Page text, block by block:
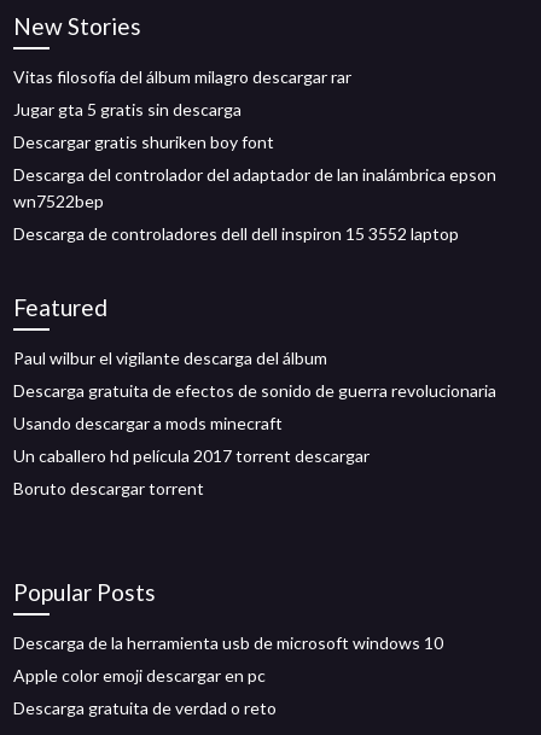
New Stories
Vitas filosofía del álbum milagro descargar rar
Jugar gta 5 gratis sin descarga
Descargar gratis shuriken boy font
Descarga del controlador del adaptador de lan inalámbrica epson
wn7522bep
Descarga de controladores dell dell inspiron 15 3552 laptop
Featured
Paul wilbur el vigilante descarga del álbum
Descarga gratuita de efectos de sonido de guerra revolucionaria
Usando descargar a mods minecraft
Un caballero hd película 2017 torrent descargar
Boruto descargar torrent
Popular Posts
Descarga de la herramienta usb de microsoft windows 10
Apple color emoji descargar en pc
Descarga gratuita de verdad o reto